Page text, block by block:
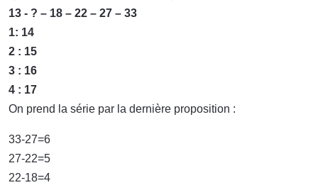
13 - ? – 18 – 22 – 27 – 33
1: 14
2 : 15
3 : 16
4 : 17
On prend la série par la dernière proposition :
33-27=6
27-22=5
22-18=4